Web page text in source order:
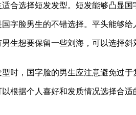
适合选择短发发型。短发能够凸显
国字脸男生的不错选择。平头能够
男生想要保留一些刘海，可以选择
型时，国字脸的男生应注意避免过
根据个人喜好和发质情况选择合